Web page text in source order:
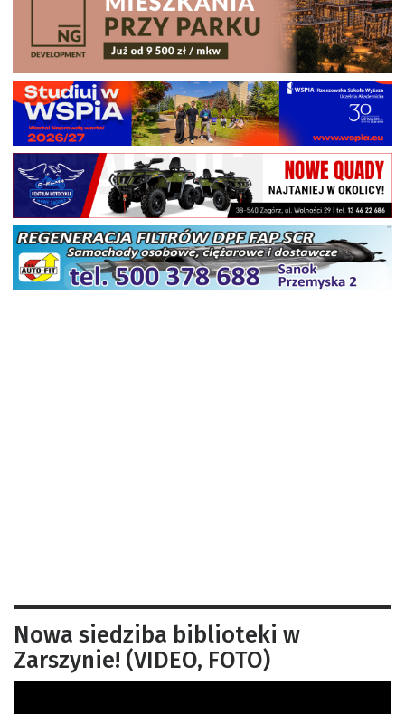
Nowa siedziba biblioteki w
Zarszynie! (VIDEO, FOTO)